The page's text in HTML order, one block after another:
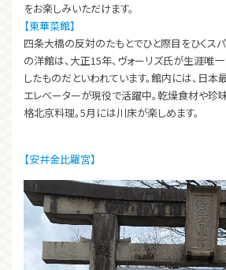
をお楽しみいただけます。
【東華菜館】
四条大橋の反対のたもとでひと際目をひくスパ
の洋館は、大正15年、ヴォーリズ氏が生涯唯
したものだといわれています。館内には、日
エレベーターが現役で活躍中。乾燥食材や珍
格北京料理。5月には川床が楽しめます。
【安井金比羅宮】